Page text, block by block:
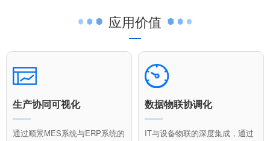
应用价值
生产协同可视化
通过顺景MES系统与ERP系统的
数据物联协调化
IT与设备物联的深度集成，通过